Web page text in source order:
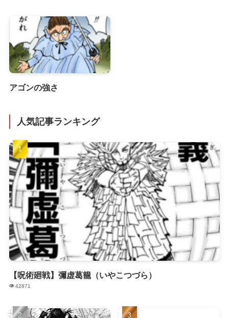
アゴンの強さ
人気記事ランキング
【呪術廻戦】彌虚葛籠（いやこつづら）
42871